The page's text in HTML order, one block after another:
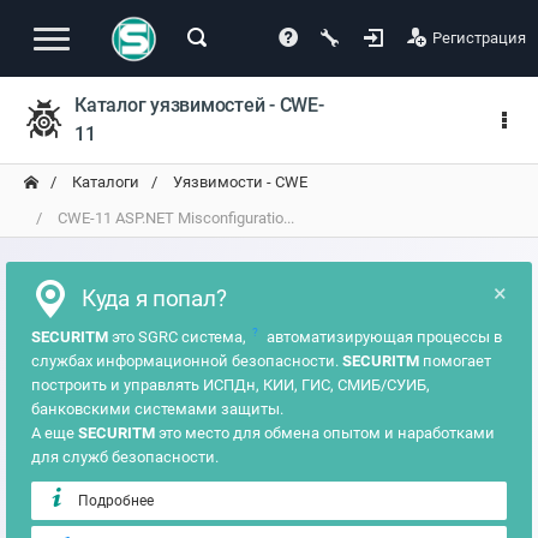
Регистрация
Каталог уязвимостей - CWE-
11
Каталоги
Уязвимости - CWE
CWE-11 ASP.NET Misconfiguratio...
×
Куда я попал?
SECURITM это SGRC система, ?
автоматизирующая процессы в
службах информационной безопасности. SECURITM помогает
построить и управлять ИСПДн, КИИ, ГИС, СМИБ/СУИБ,
банковскими системами защиты.
А еще SECURITM это место для обмена опытом и наработками
для служб безопасности.
Подробнее